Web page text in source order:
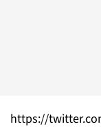
https://